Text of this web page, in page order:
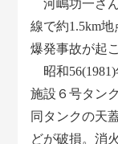
河嶋功一さ
線で約1.5km
爆発事故が起
昭和56(1981)
施設６号タン
同タンクの天
どが破損。消